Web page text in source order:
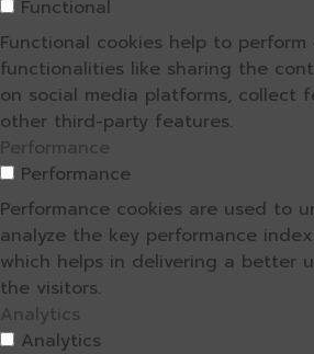
Functional
Functional cookies help to perform
functionalities like sharing the
on social media platforms, collect
other third-party features.
Performance
Performance
Performance cookies are used to
analyze the key performance
which helps in delivering a better
the visitors.
Analytics
Analytics